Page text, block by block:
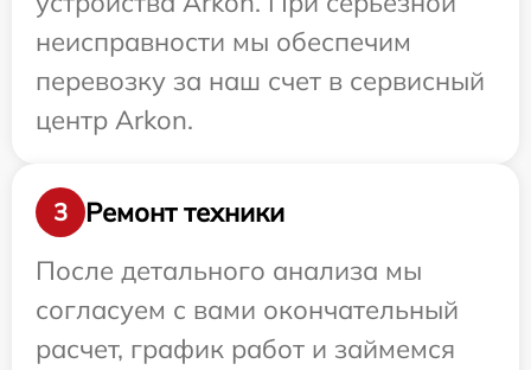
неисправности мы обеспечим
перевозку за наш счет в сервисный
центр Arkon.
3
Ремонт техники
После детального анализа мы
согласуем с вами окончательный
расчет, график работ и займемся